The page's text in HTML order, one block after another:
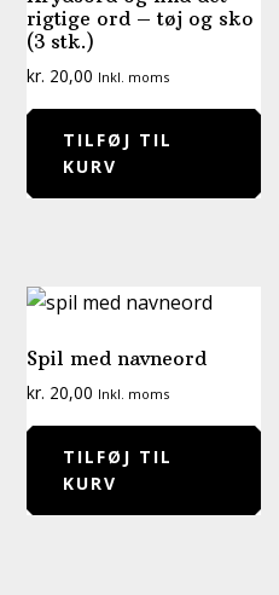
rigtige ord – tøj og sko
(3 stk.)
kr. 20,00 Inkl. moms
TILFØJ TIL
KURV
Spil med navneord
kr. 20,00 Inkl. moms
TILFØJ TIL
KURV